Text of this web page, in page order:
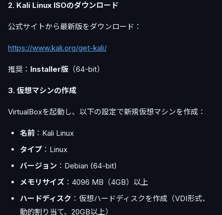
2. Kali Linux ISOのダウンロード
公式サイトから最新版をダウンロード：
https://www.kali.org/get-kali/
推奨： Installer版 （64-bit）
3. 仮想マシンの作成
VirtualBoxを起動し、以下の設定で新規仮想マシンを作成：
名前 ：Kali Linux
タイプ ：Linux
バージョン ：Debian (64-bit)
メモリサイズ ：4096 MB（4GB）以上
ハードディスク ：仮想ハードディスクを作成（VDI形式、
動的割り当て、20GB以上）